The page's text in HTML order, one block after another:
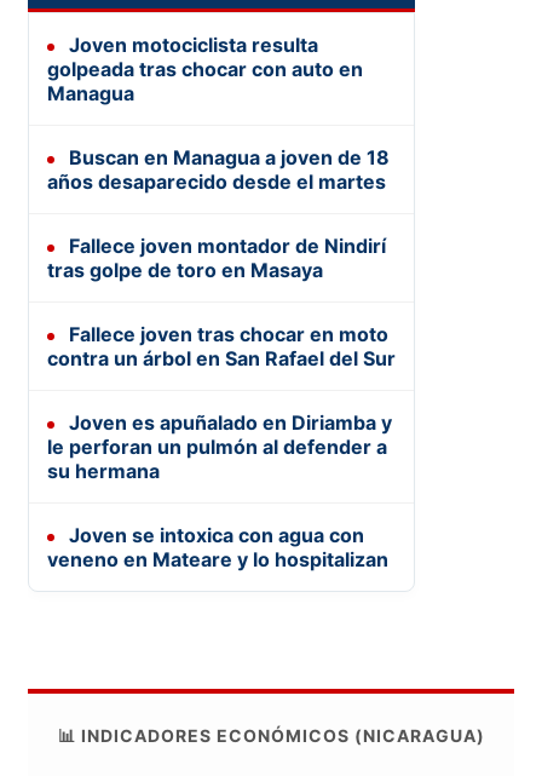
Joven motociclista resulta
golpeada tras chocar con auto en
Managua
Buscan en Managua a joven de 18
años desaparecido desde el martes
Fallece joven montador de Nindirí
tras golpe de toro en Masaya
Fallece joven tras chocar en moto
contra un árbol en San Rafael del Sur
Joven es apuñalado en Diriamba y
le perforan un pulmón al defender a
su hermana
Joven se intoxica con agua con
veneno en Mateare y lo hospitalizan
📊 INDICADORES ECONÓMICOS (NICARAGUA)